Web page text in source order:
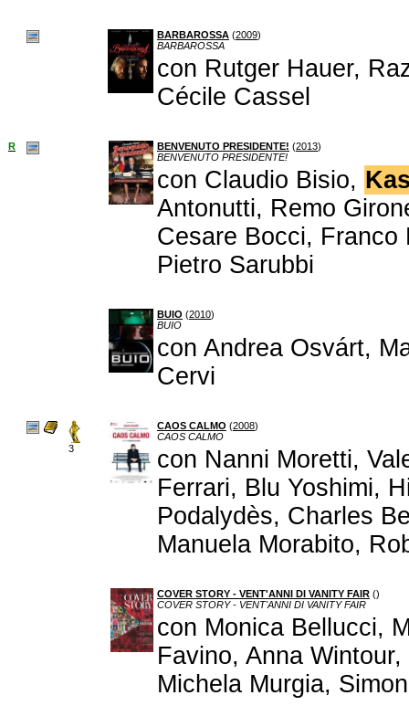
BARBAROSSA (2009)
BARBAROSSA
con Rutger Hauer,
Cécile Cassel
R BENVENUTO PRESIDENTE! (2013)
BENVENUTO PRESIDENTE!
con Claudio Bisio,
Antonutti, Remo
Cesare Bocci, Franco
Pietro Sarubbi
BUIO (2010)
BUIO
con Andrea Osvárt,
Cervi
3
CAOS CALMO (2008)
CAOS CALMO
con Nanni Moretti,
Ferrari, Blu Yoshimi,
Podalydès, Charles
Manuela Morabito,
COVER STORY - VENT'ANNI DI VANITY FAIR ()
COVER STORY - VENT'ANNI DI VANITY FAIR
con Monica Bellucci,
Favino, Anna
Michela Murgia,